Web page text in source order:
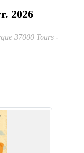
2026
37000 Tours -